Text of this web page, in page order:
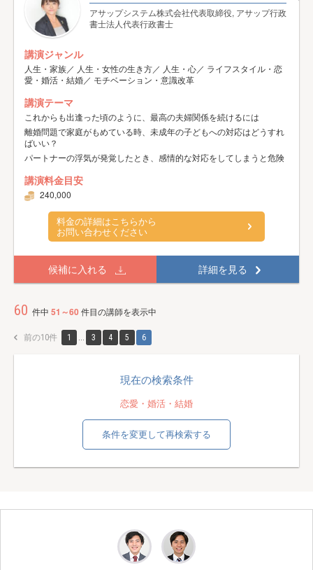
アサップシステム株式会社代表取締役, アサップ行政
書士法人代表行政書士
講演ジャンル
人生・家族／ 人生・女性の生き方／ 人生・心／ ライフスタイル・恋
愛・婚活・結婚／ モチベーション・意識改革
講演テーマ
これからも出逢った頃のように、最高の夫婦関係を続けるには
離婚問題で家庭がもめている時、未成年の子どもへの対応はどうすれ
ばいい？
パートナーの浮気が発覚したとき、感情的な対応をしてしまうと危険
講演料金目安
240,000
料金の詳細はこちらから
お問い合わせください
候補に入れる 詳細を見る
60 件中 51～60件目の講師を表示中
前の10件 1 3 4 5 6
現在の検索条件
恋愛・婚活・結婚
条件を変更して再検索する